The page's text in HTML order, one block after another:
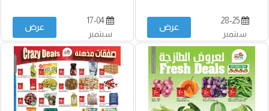
28-25
سبتمبر
عرض
17-04
سبتمبر
عرض